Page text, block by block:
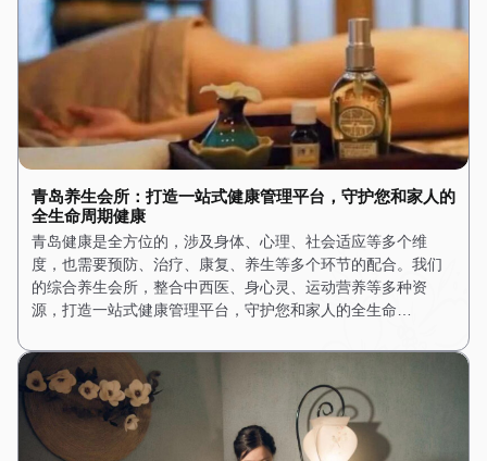
青岛养生会所：打造一站式健康管理平台，守护您和家人的
全生命周期健康
青岛健康是全方位的，涉及身体、心理、社会适应等多个维
度，也需要预防、治疗、康复、养生等多个环节的配合。我们
的综合养生会所，整合中西医、身心灵、运动营养等多种资
源，打造一站式健康管理平台，守护您和家人的全生命…